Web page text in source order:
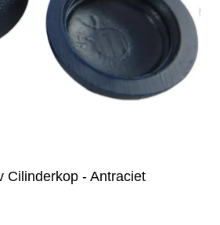
Cilinderkop - Antraciet